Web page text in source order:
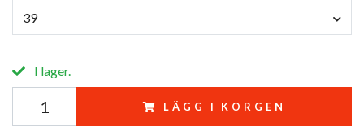
39
I lager.
LÄGG I KORGEN